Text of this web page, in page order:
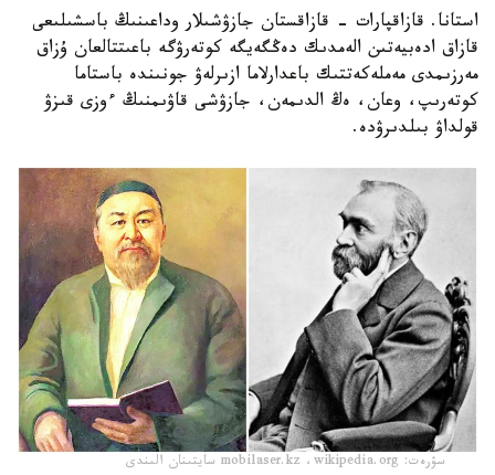
استانا. قازاقپارات - قازاقستان جازۋشىلار وداعىنىڭ باسشىلىعى
قازاق ادەبيەتىن الەمدىك دەڭگەيگە كوتەرۋگە باعىتتالعان ۇزاق
مەرزىمدى مەملەكەتتىك باعدارلاما ازىرلەۋ جونىندە باستاما
كوتەرىپ، وعان، ەڭ الدىمەن، جازۋشى قاۋىمنىڭ ءوزى قىزۋ
قولداۋ بىلدىرۋدە.
سۋرەت: mobilaser.kz ،wikipedia.org سايتىنان الىندى